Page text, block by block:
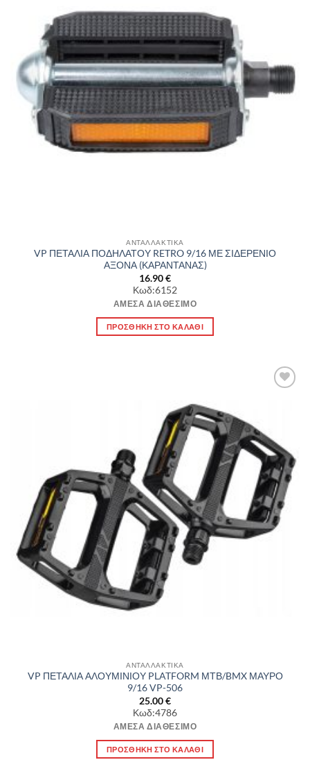
ΑΝΤΑΛΛΑΚΤΙΚΑ
VP ΠΕΤΑΛΙΑ ΠΟΔΗΛΑΤΟΥ RETRO 9/16 ΜΕ ΣΙΔΕΡΕΝΙΟ
ΑΞΟΝΑ (ΚΑΡΑΝΤΑΝΑΣ)
16.90€
Κωδ:6152
ΆΜΕΣΑ ΔΙΑΘΈΣΙΜΟ
ΠΡΟΣΘΉΚΗ ΣΤΟ ΚΑΛΆΘΙ
ΑΝΤΑΛΛΑΚΤΙΚΑ
VP ΠΕΤΑΛΙΑ ΑΛΟΥΜΙΝΙΟΥ PLATFORM ΜΤΒ/BMX ΜΑΥΡΟ
9/16 VP-506
25.00€
Κωδ:4786
ΆΜΕΣΑ ΔΙΑΘΈΣΙΜΟ
ΠΡΟΣΘΉΚΗ ΣΤΟ ΚΑΛΆΘΙ